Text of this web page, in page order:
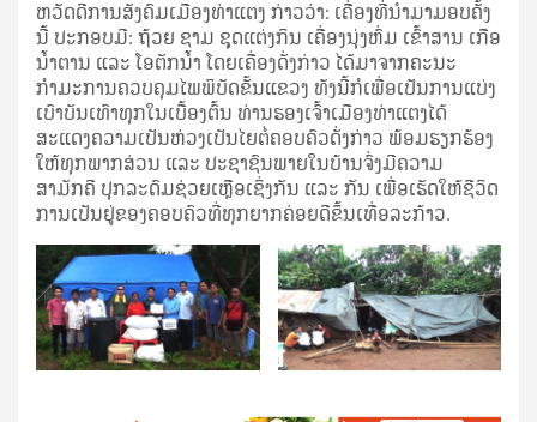
ຫວັດດີການສັງຄົມເມືອງທ່າແຕງ ກ່າວວ່າ: ເຄື່ອງທີ່ນໍາມາມອບຄັ້ງ
ນີ້ ປະກອບມີ: ຖ້ວຍ ຊາມ ຊຸດແຕ່ງກິນ ເຄື່ອງນຸ່ງຫົ່ມ ເຂົ້າສານ ເກືອ
ນ້ຳຕານ ແລະ ໂອຕັກນ້ຳ ໂດຍເຄື່ອງດັ່ງກ່າວ ໄດ້ມາຈາກຄະນະ
ກໍາມະການຄວບຄຸມໄພພິບັດຂັ້ນແຂວງ ທັງນີ້ກໍເພື່ອເປັນການແບ່ງ
ເບົາບັນເທົາທຸກໃນເບື້ອງຕົ້ນ ທ່ານຮອງເຈົ້າເມືອງທ່າແຕງໄດ້
ສະແດງຄວາມເປັນຫ່ວງເປັນໄຍຕໍ່ຄອບຄົວດັ່ງກ່າວ ພ້ອມຮຽກຮ້ອງ
ໃຫ້ທຸກພາກສ່ວນ ແລະ ປະຊາຊົນພາຍໃນບ້ານຈົ່ງມີຄວາມ
ສາມັກຄີ ປຸກລະດົມຊ່ວຍເຫຼືອເຊິ່ງກັນ ແລະ ກັນ ເພື່ອເຮັດໃຫ້ຊີວິດ
ການເປັນຢູ່ຂອງຄອບຄົວທີ່ທຸກຍາກຄ່ອຍດີຂຶ້ນເທື່ອລະກ້າວ.